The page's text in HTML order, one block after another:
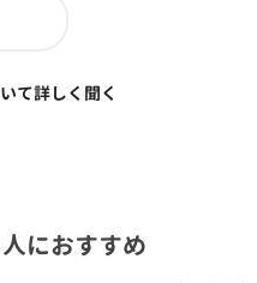
て詳しく聞く
におすすめ